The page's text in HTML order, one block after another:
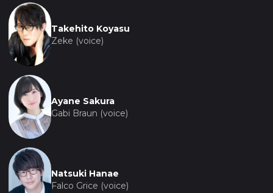
Takehito Koyasu
Zeke (voice)
Ayane Sakura
Gabi Braun (voice)
Natsuki Hanae
Falco Grice (voice)